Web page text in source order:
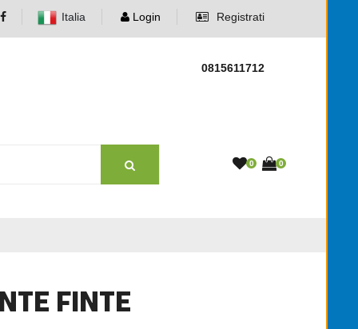
Italia Login Registrati
0815611712
0 0
FINTE